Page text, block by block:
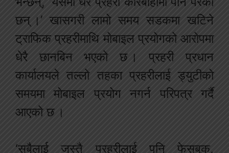
छन् ।’ खासगरी लामो समय सडकमा खटिने
ट्राफिक प्रहरीमाथि मोबाइल प्रयोगको आरोपमा
धेरै छानबिन भएको छ । प्रहरी प्रधान
कार्यालयले तल्लो तहका प्रहरीलाई ड्युटीको
समयमा मोबाइल प्रयोग नगर्न परिपत्र गर्दै
आएको छ ।
‘सबैलाई जस्तै प्रहरीलाई पनि फेसबुक,